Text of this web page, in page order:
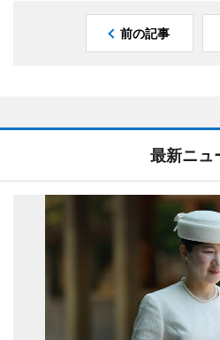
前の記事
最新ニュ